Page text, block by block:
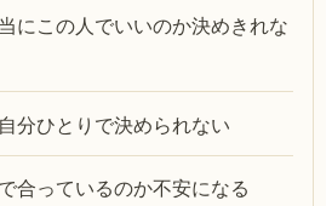
にこの人でいいのか決めきれな
分ひとりで決められない
合っているのか不安になる